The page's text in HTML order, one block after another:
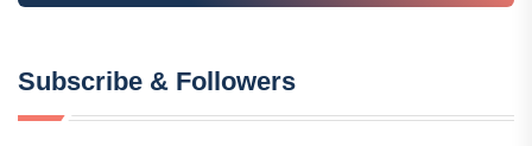
Subscribe & Followers